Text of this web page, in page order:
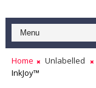
Home Unlabelled
InkJoy™